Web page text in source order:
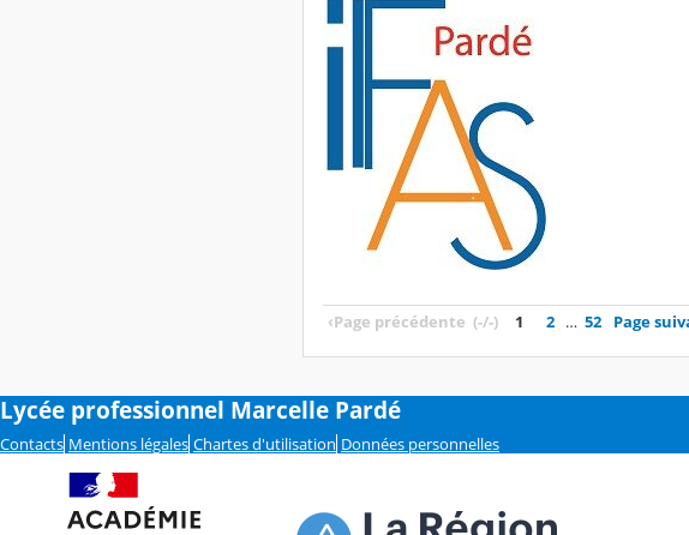
‹Page précédente (-/-) 1 2 … 52 Page
Lycée professionnel Marcelle Pardé
Contacts Mentions légales Chartes d'utilisation Données personnelles